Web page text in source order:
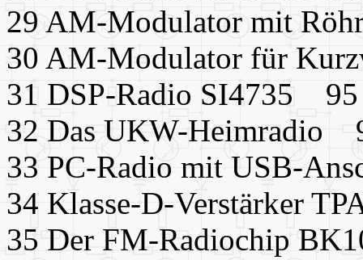
29 AM-Modulator mit
30 AM-Modulator für
31 DSP-Radio SI4735 95
32 Das UKW-Heimradio
33 PC-Radio mit USB-
34 Klasse-D-Verstärker
35 Der FM-Radiochip